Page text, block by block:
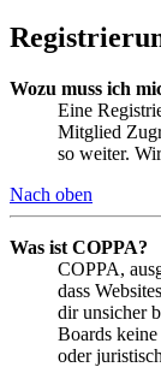
Wozu muss ich
Eine
Mitglied
so weiter.
Nach oben
Was ist COPPA?
COPPA,
dass
dir unsicher
Boards
oder